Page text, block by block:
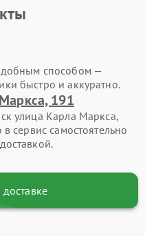
способом —
быстро и аккуратно.
191
улица Карла Маркса,
сервис самостоятельно